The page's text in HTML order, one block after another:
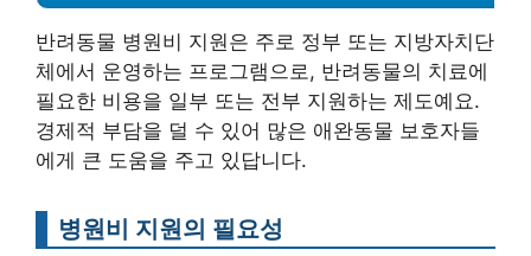
반려동물 병원비 지원은 주로 정부 또는 지방자치단
체에서 운영하는 프로그램으로, 반려동물의 치료에
필요한 비용을 일부 또는 전부 지원하는 제도예요.
경제적 부담을 덜 수 있어 많은 애완동물 보호자들
에게 큰 도움을 주고 있답니다.
병원비 지원의 필요성